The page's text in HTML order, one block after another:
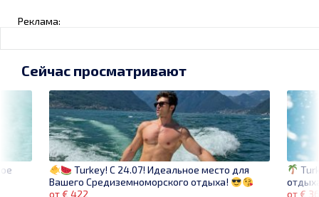
Реклама:
от €
Сейчас просматривают
Turkey! C 24.07! Идеальное место для
Вашего Средиземноморского отдыха!
от € 422